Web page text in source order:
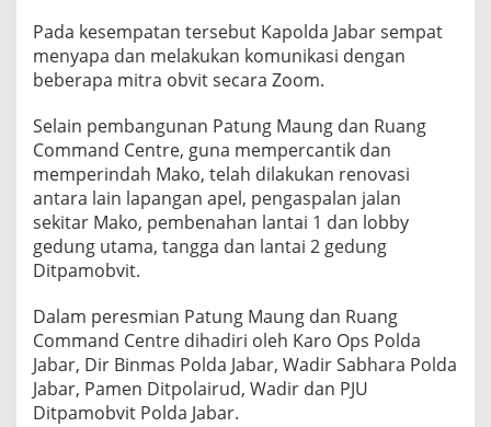
Pada kesempatan tersebut Kapolda Jabar sempat
menyapa dan melakukan komunikasi dengan
beberapa mitra obvit secara Zoom.
Selain pembangunan Patung Maung dan Ruang
Command Centre, guna mempercantik dan
memperindah Mako, telah dilakukan renovasi
antara lain lapangan apel, pengaspalan jalan
sekitar Mako, pembenahan lantai 1 dan lobby
gedung utama, tangga dan lantai 2 gedung
Ditpamobvit.
Dalam peresmian Patung Maung dan Ruang
Command Centre dihadiri oleh Karo Ops Polda
Jabar, Dir Binmas Polda Jabar, Wadir Sabhara Polda
Jabar, Pamen Ditpolairud, Wadir dan PJU
Ditpamobvit Polda Jabar.